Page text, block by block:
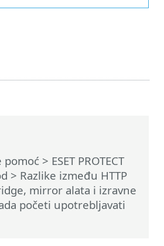
pomoć > ESET PROTECT
> Razlike između HTTP
mirror alata i izravne
početi upotrebljavati